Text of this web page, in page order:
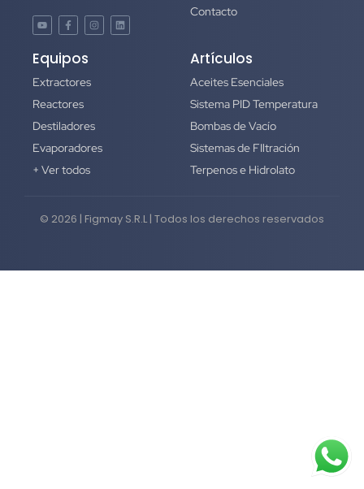
Contacto
Equipos
Extractores
Reactores
Destiladores
Evaporadores
+ Ver todos
Artículos
Aceites Esenciales
Sistema PID Temperatura
Bombas de Vacío
Sistemas de FIltración
Terpenos e Hidrolato
© 2026 | Figmay S.R.L | Todos los derechos reservados